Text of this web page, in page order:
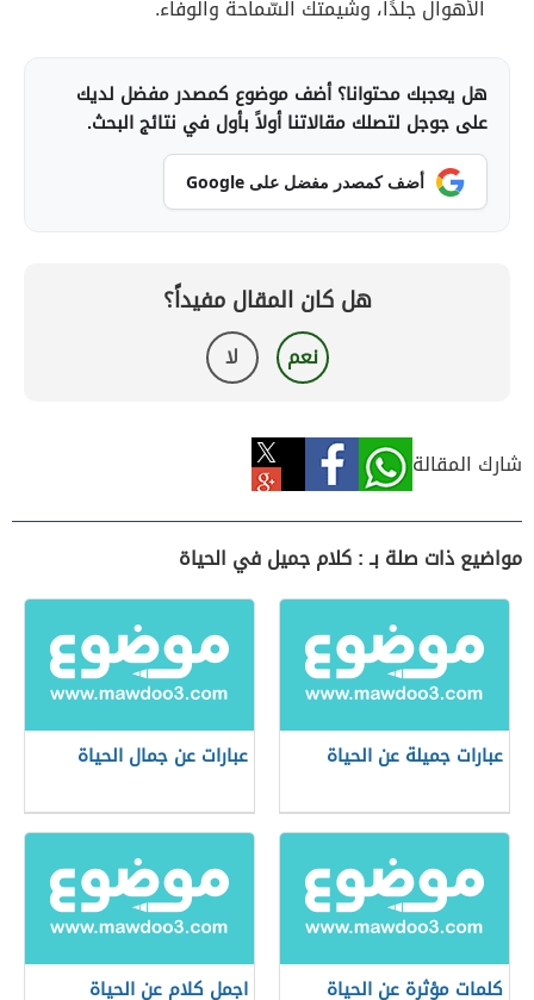
الأهوال جلدًا، وشيمتك السّماحة والوفاء.
هل يعجبك محتوانا؟ أضف موضوع كمصدر مفضل لديك
على جوجل لتصلك مقالاتنا أولاً بأول في نتائج البحث.
أضف كمصدر مفضل على Google
هل كان المقال مفيداً؟
نعم لا
شارك المقالة
مواضيع ذات صلة بـ : كلام جميل في الحياة
عبارات جميلة عن الحياة عبارات عن جمال الحياة
كلمات مؤثرة عن الحياة اجمل كلام عن الحياة